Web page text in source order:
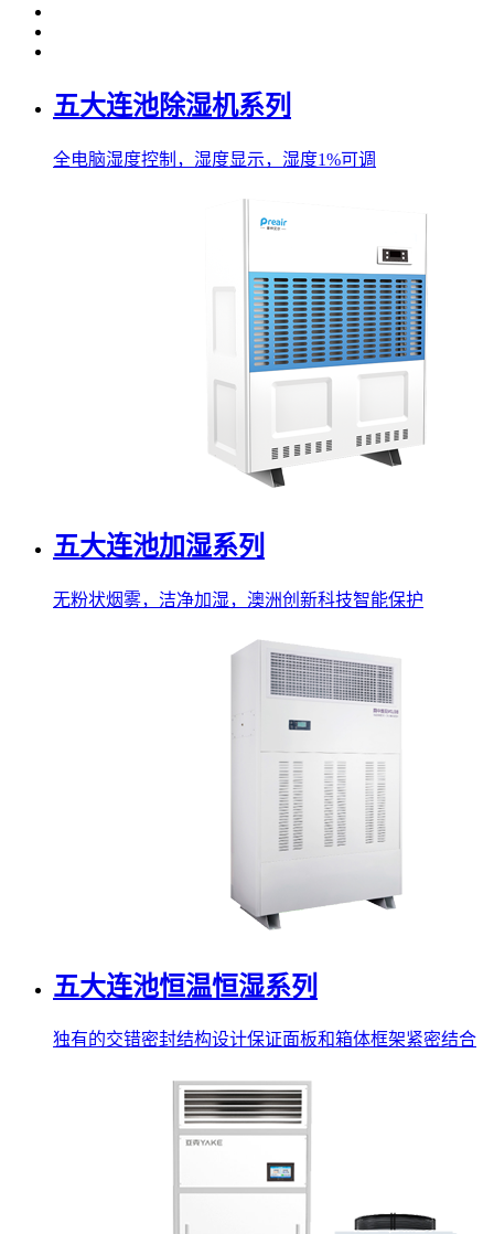
五大连池除湿机系列
全电脑湿度控制，湿度显示，湿度1%可调
五大连池加湿系列
无粉状烟雾，洁净加湿，澳洲创新科技智能保护
五大连池恒温恒湿系列
独有的交错密封结构设计保证面板和箱体框架紧密结合